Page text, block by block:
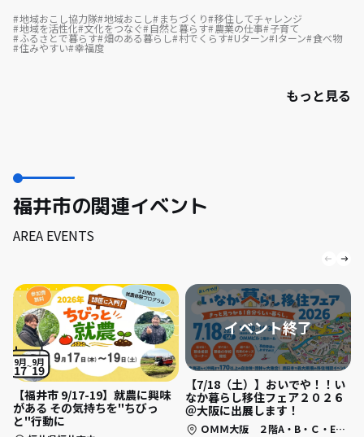
地域おこし協力隊 地域おこし まちづくり 移住してチャレンジ
地域を活性化 文化をつなぐ 自然と暮らす 農業の仕事 子育て
ふるさとで暮らす 畑のある暮らし 村でくらす Uターン Iターン 食べ物
住みやすい 幸福度
もっと見る
福井市の関連イベント
AREA EVENTS
9月
17
9月
19
【福井市 9/17-19】就農に興味
がある その気持ちを"ちびっ
と"行動に
【7/18（土）】おいでや！！い
なか暮らし移住フェア２０２６
＠大阪に出展します！
ＯＭＭ大阪 ２階A・B・Ｃ・Eホール（大阪府大阪市中央区大手前1-7-31）